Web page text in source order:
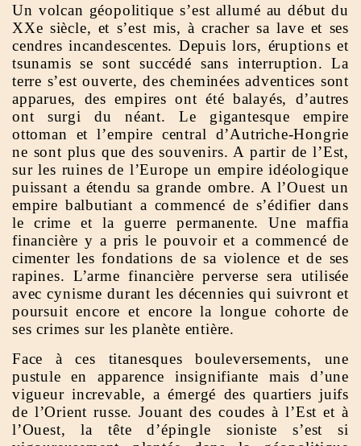
Un volcan géopolitique s’est allumé au début du
XXe siècle, et s’est mis, à cracher sa lave et ses
cendres incandescentes. Depuis lors, éruptions et
tsunamis se sont succédé sans interruption. La
terre s’est ouverte, des cheminées adventices sont
apparues, des empires ont été balayés, d’autres
ont surgi du néant. Le gigantesque empire
ottoman et l’empire central d’Autriche-Hongrie
ne sont plus que des souvenirs. A partir de l’Est,
sur les ruines de l’Europe un empire idéologique
puissant a étendu sa grande ombre. A l’Ouest un
empire balbutiant a commencé de s’édifier dans
le crime et la guerre permanente. Une maffia
financière y a pris le pouvoir et a commencé de
cimenter les fondations de sa violence et de ses
rapines. L’arme financière perverse sera utilisée
avec cynisme durant les décennies qui suivront et
poursuit encore et encore la longue cohorte de
ses crimes sur les planète entière.
Face à ces titanesques bouleversements, une
pustule en apparence insignifiante mais d’une
vigueur increvable, a émergé des quartiers juifs
de l’Orient russe. Jouant des coudes à l’Est et à
l’Ouest, la tête d’épingle sioniste s’est si